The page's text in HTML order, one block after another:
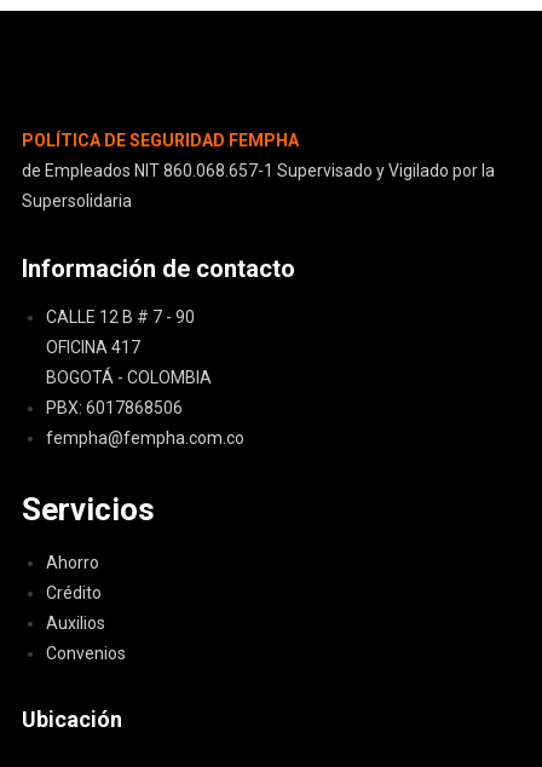
POLÍTICA DE SEGURIDAD FEMPHA
de Empleados NIT 860.068.657-1 Supervisado y Vigilado por la
Supersolidaria
Información de contacto
CALLE 12 B # 7 - 90
OFICINA 417
BOGOTÁ - COLOMBIA
PBX: 6017868506
fempha@fempha.com.co
Servicios
Ahorro
Crédito
Auxilios
Convenios
Ubicación